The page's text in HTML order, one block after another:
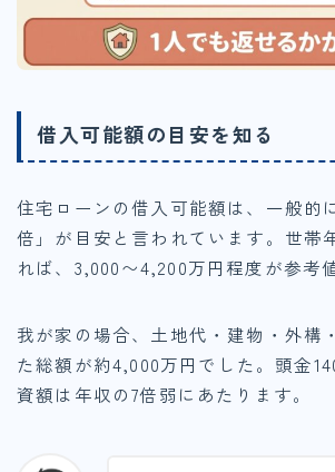
借入可能額の目安を知る
住宅ローンの借入可能額は、一般的
倍」が目安と言われています。世帯
れば、3,000〜4,200万円程度が参考
我が家の場合、土地代・建物・外構
た総額が約4,000万円でした。頭金
資額は年収の7倍弱にあたります。